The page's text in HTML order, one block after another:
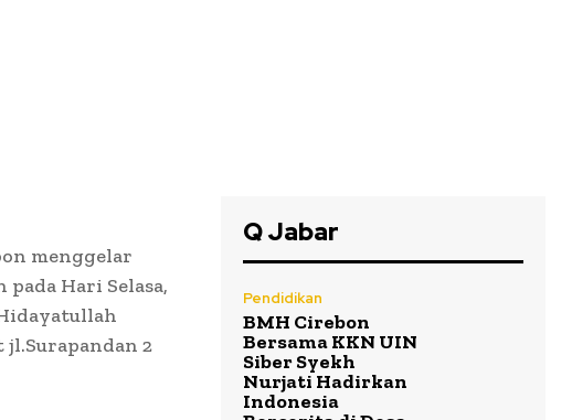
menggelar
pada Hari Selasa,
jl.Surapandan 2
Q Jabar
Pendidikan
BMH Cirebon
Bersama KKN UIN
Siber Syekh
Nurjati Hadirkan
Indonesia